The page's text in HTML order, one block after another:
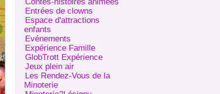
Entrées de clowns
Espace d'attractions
enfants
Evénements
Expérience Famille
GlobTrott Expérience
Jeux plein air
Les Rendez-Vous de la
Minoterie